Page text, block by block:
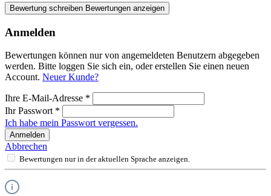
Bewertung schreiben Bewertungen anzeigen
Anmelden
Bewertungen können nur von angemeldeten Benutzern abgegeben
werden. Bitte loggen Sie sich ein, oder erstellen Sie einen neuen
Account. Neuer Kunde?
Ihre E-Mail-Adresse *
Ihr Passwort *
Ich habe mein Passwort vergessen.
Anmelden
Abbrechen
Bewertungen nur in der aktuellen Sprache anzeigen.